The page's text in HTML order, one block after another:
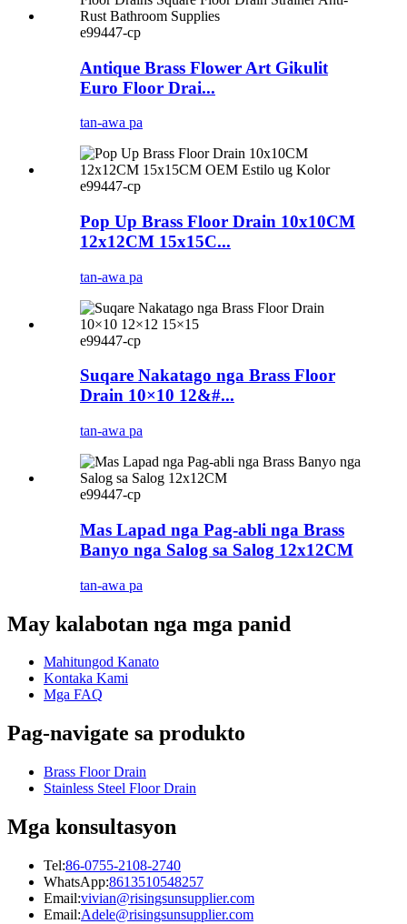
e99447-cp
Antique Brass Flower Art Gikulit
Euro Floor Drai...
tan-awa pa
e99447-cp
Pop Up Brass Floor Drain 10x10CM
12x12CM 15x15C...
tan-awa pa
e99447-cp
Suqare Nakatago nga Brass Floor
Drain 10×10 12&#...
tan-awa pa
e99447-cp
Mas Lapad nga Pag-abli nga Brass
Banyo nga Salog sa Salog 12x12CM
tan-awa pa
May kalabotan nga mga panid
Mahitungod Kanato
Kontaka Kami
Mga FAQ
Pag-navigate sa produkto
Brass Floor Drain
Stainless Steel Floor Drain
Mga konsultasyon
Tel:86-0755-2108-2740
WhatsApp:8613510548257
Email:vivian@risingsunsupplier.com
Email:Adele@risingsunsupplier.com